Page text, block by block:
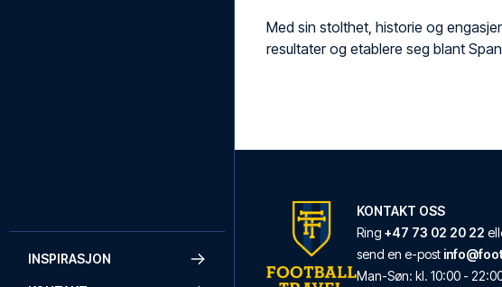
INSPIRASJON
Med sin stolthet, historie og
resultater og etablere seg blant
KONTAKT OSS
Ring +47 73 02 20 22
send en e-post
Man-Søn: kl. 10:00 -